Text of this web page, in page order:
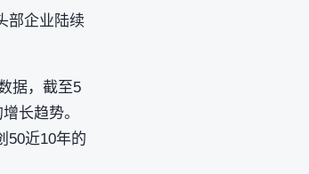
部企业陆续
据，截至5
长趋势。
50近10年的